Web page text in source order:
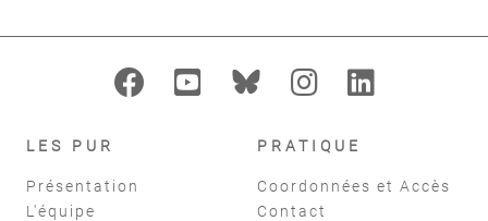
LES PUR
Présentation
L'équipe
PRATIQUE
Coordonnées et Accès
Contact